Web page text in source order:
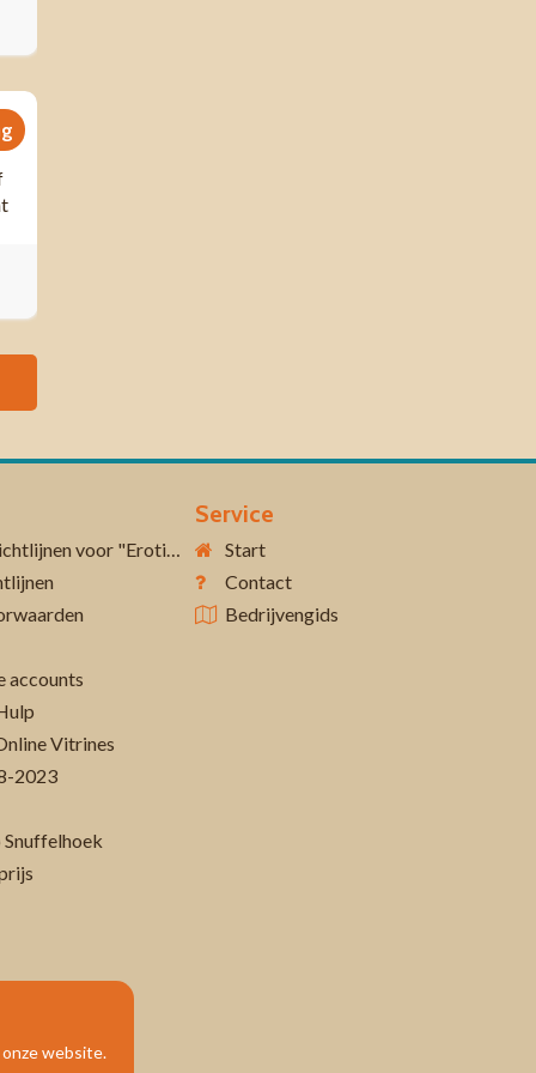
Aanvullende richtlijnen voor "Erotiek 18+"
accounts
Vitrines
2023
Service
Start
Contact
Bedrijvengids
onze website.